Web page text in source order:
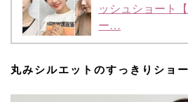
ッシュショート
ー…
丸みシルエットのすっきりショ